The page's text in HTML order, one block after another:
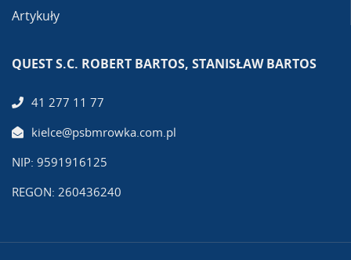
Artykuły
QUEST S.C. ROBERT BARTOS, STANISŁAW BARTOS
41 277 11 77
kielce@psbmrowka.com.pl
NIP: 9591916125
REGON: 260436240